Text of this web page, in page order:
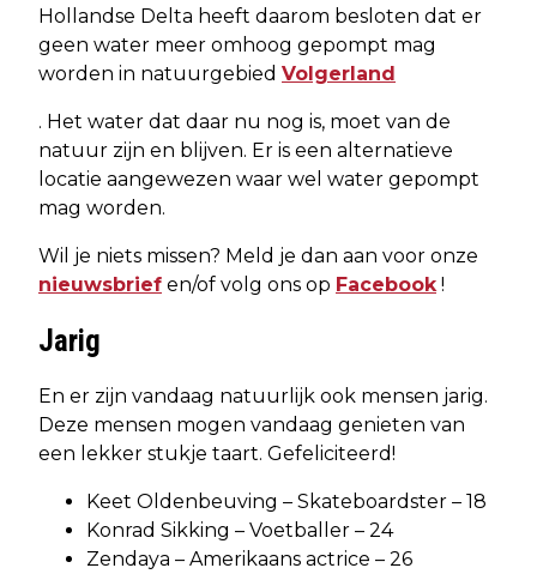
Hollandse Delta heeft daarom besloten dat er
geen water meer omhoog gepompt mag
worden in natuurgebied Volgerland
. Het water dat daar nu nog is, moet van de
natuur zijn en blijven. Er is een alternatieve
locatie aangewezen waar wel water gepompt
mag worden.
Wil je niets missen? Meld je dan aan voor onze
nieuwsbrief en/of volg ons op Facebook !
Jarig
En er zijn vandaag natuurlijk ook mensen jarig.
Deze mensen mogen vandaag genieten van
een lekker stukje taart. Gefeliciteerd!
Keet Oldenbeuving – Skateboardster – 18
Konrad Sikking – Voetballer – 24
Zendaya – Amerikaans actrice – 26